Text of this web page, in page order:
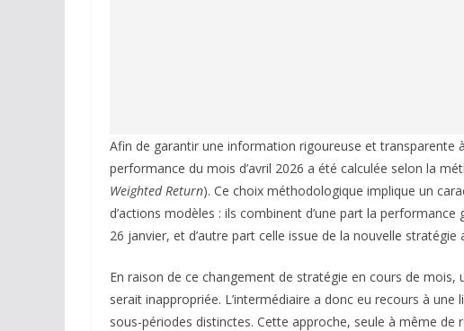
Afin de garantir une information rigoureuse et transparente
performance du mois d’avril 2026 a été calculée selon la
Weighted Return). Ce choix méthodologique implique un
d’actions modèles : ils combinent d’une part la performance
26 janvier, et d’autre part celle issue de la nouvelle
En raison de ce changement de stratégie en cours de
serait inappropriée. L’intermédiaire a donc eu recours à
sous-périodes distinctes. Cette approche, seule à même